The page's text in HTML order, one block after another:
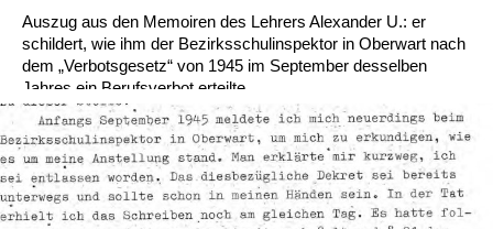
Auszug aus den Memoiren des Lehrers Alexander U.: er
schildert, wie ihm der Bezirksschulinspektor in Oberwart nach
dem „Verbotsgesetz“ von 1945 im September desselben
Jahres ein Berufsverbot erteilte.